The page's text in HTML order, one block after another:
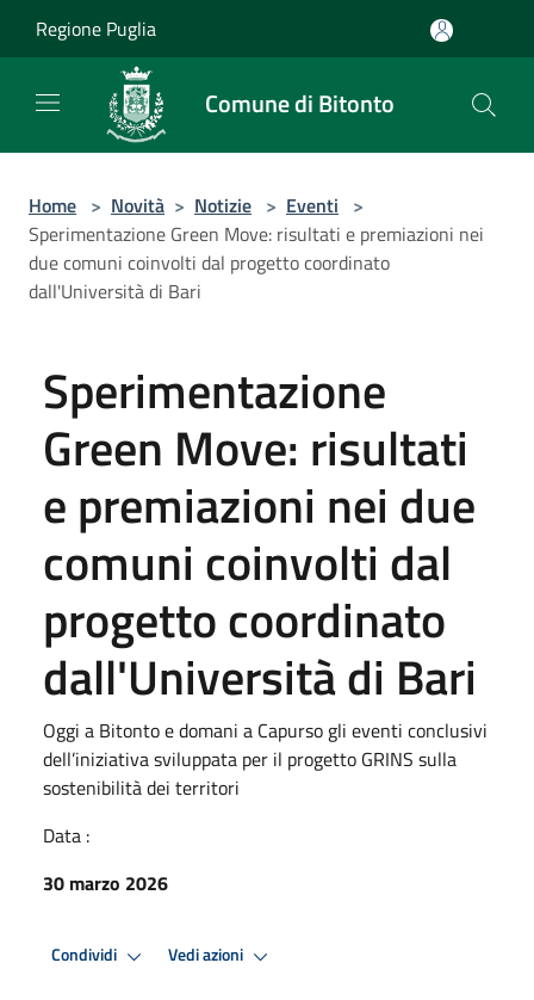
Regione Puglia
Comune di Bitonto
Home > Novità > Notizie > Eventi >
Sperimentazione Green Move: risultati e premiazioni nei
due comuni coinvolti dal progetto coordinato
dall'Università di Bari
Sperimentazione
Green Move: risultati
e premiazioni nei due
comuni coinvolti dal
progetto coordinato
dall'Università di Bari
Oggi a Bitonto e domani a Capurso gli eventi conclusivi
dell’iniziativa sviluppata per il progetto GRINS sulla
sostenibilità dei territori
Data :
30 marzo 2026
Condividi Vedi azioni